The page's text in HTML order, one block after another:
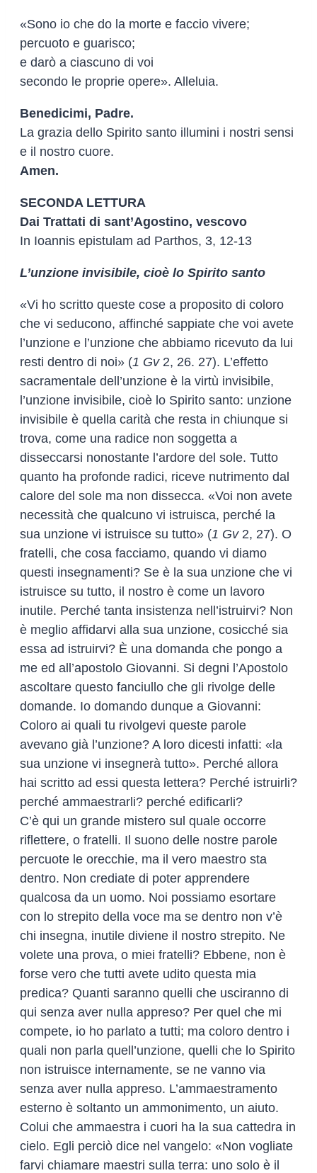
«Sono io che do la morte e faccio vivere;
percuoto e guarisco;
e darò a ciascuno di voi
secondo le proprie opere». Alleluia.
Benedicimi, Padre.
La grazia dello Spirito santo illumini i nostri sensi
e il nostro cuore.
Amen.
SECONDA LETTURA
Dai Trattati di sant’Agostino, vescovo
In Ioannis epistulam ad Parthos, 3, 12-13
L’unzione invisibile, cioè lo Spirito santo
«Vi ho scritto queste cose a proposito di coloro
che vi seducono, affinché sappiate che voi avete
l’unzione e l’unzione che abbiamo ricevuto da lui
resti dentro di noi» (1 Gv2, 26. 27). L’effetto
sacramentale dell’unzione è la virtù invisibile,
l’unzione invisibile, cioè lo Spirito santo: unzione
invisibile è quella carità che resta in chiunque si
trova, come una radice non soggetta a
disseccarsi nonostante l’ardore del sole. Tutto
quanto ha profonde radici, riceve nutrimento dal
calore del sole ma non dissecca. «Voi non avete
necessità che qualcuno vi istruisca, perché la
sua unzione vi istruisce su tutto» (1 Gv2, 27). O
fratelli, che cosa facciamo, quando vi diamo
questi insegnamenti? Se è la sua unzione che vi
istruisce su tutto, il nostro è come un lavoro
inutile. Perché tanta insistenza nell’istruirvi? Non
è meglio affidarvi alla sua unzione, cosicché sia
essa ad istruirvi? È una domanda che pongo a
me ed all’apostolo Giovanni. Si degni l’Apostolo
ascoltare questo fanciullo che gli rivolge delle
domande. Io domando dunque a Giovanni:
Coloro ai quali tu rivolgevi queste parole
avevano già l’unzione? A loro dicesti infatti: «la
sua unzione vi insegnerà tutto». Perché allora
hai scritto ad essi questa lettera? Perché istruirli?
perché ammaestrarli? perché edificarli?
C’è qui un grande mistero sul quale occorre
riflettere, o fratelli. Il suono delle nostre parole
percuote le orecchie, ma il vero maestro sta
dentro. Non crediate di poter apprendere
qualcosa da un uomo. Noi possiamo esortare
con lo strepito della voce ma se dentro non v’è
chi insegna, inutile diviene il nostro strepito. Ne
volete una prova, o miei fratelli? Ebbene, non è
forse vero che tutti avete udito questa mia
predica? Quanti saranno quelli che usciranno di
qui senza aver nulla appreso? Per quel che mi
compete, io ho parlato a tutti; ma coloro dentro i
quali non parla quell’unzione, quelli che lo Spirito
non istruisce internamente, se ne vanno via
senza aver nulla appreso. L’ammaestramento
esterno è soltanto un ammonimento, un aiuto.
Colui che ammaestra i cuori ha la sua cattedra in
cielo. Egli perciò dice nel vangelo: «Non vogliate
farvi chiamare maestri sulla terra: uno solo è il